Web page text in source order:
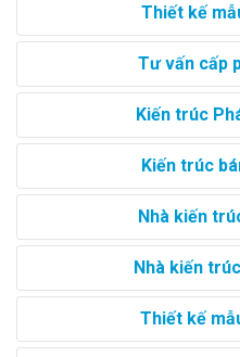
Thiết kế
Tư vấn cấp
Kiến trúc
Kiến trúc
Nhà kiến
Nhà kiến
Thiết kế